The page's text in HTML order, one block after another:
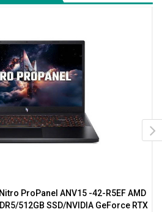
ProPanel ANV15 -42-R5EF AMD
512GB SSD/NVIDIA GeForce RTX